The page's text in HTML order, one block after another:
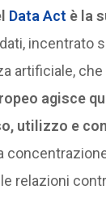
Data Act è la
incentrato
artificiale,
agisce
utilizzo e
relazioni